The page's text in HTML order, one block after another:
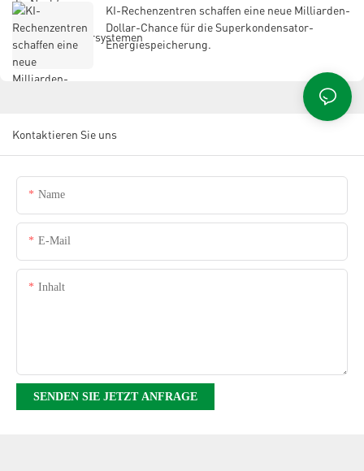
KI-Rechenzentren schaffen eine neue Milliarden-
Dollar-Chance für die Superkondensator-
Energiespeicherung.
Kontaktieren Sie uns
Name
E-Mail
Inhalt
SENDEN SIE JETZT ANFRAGE